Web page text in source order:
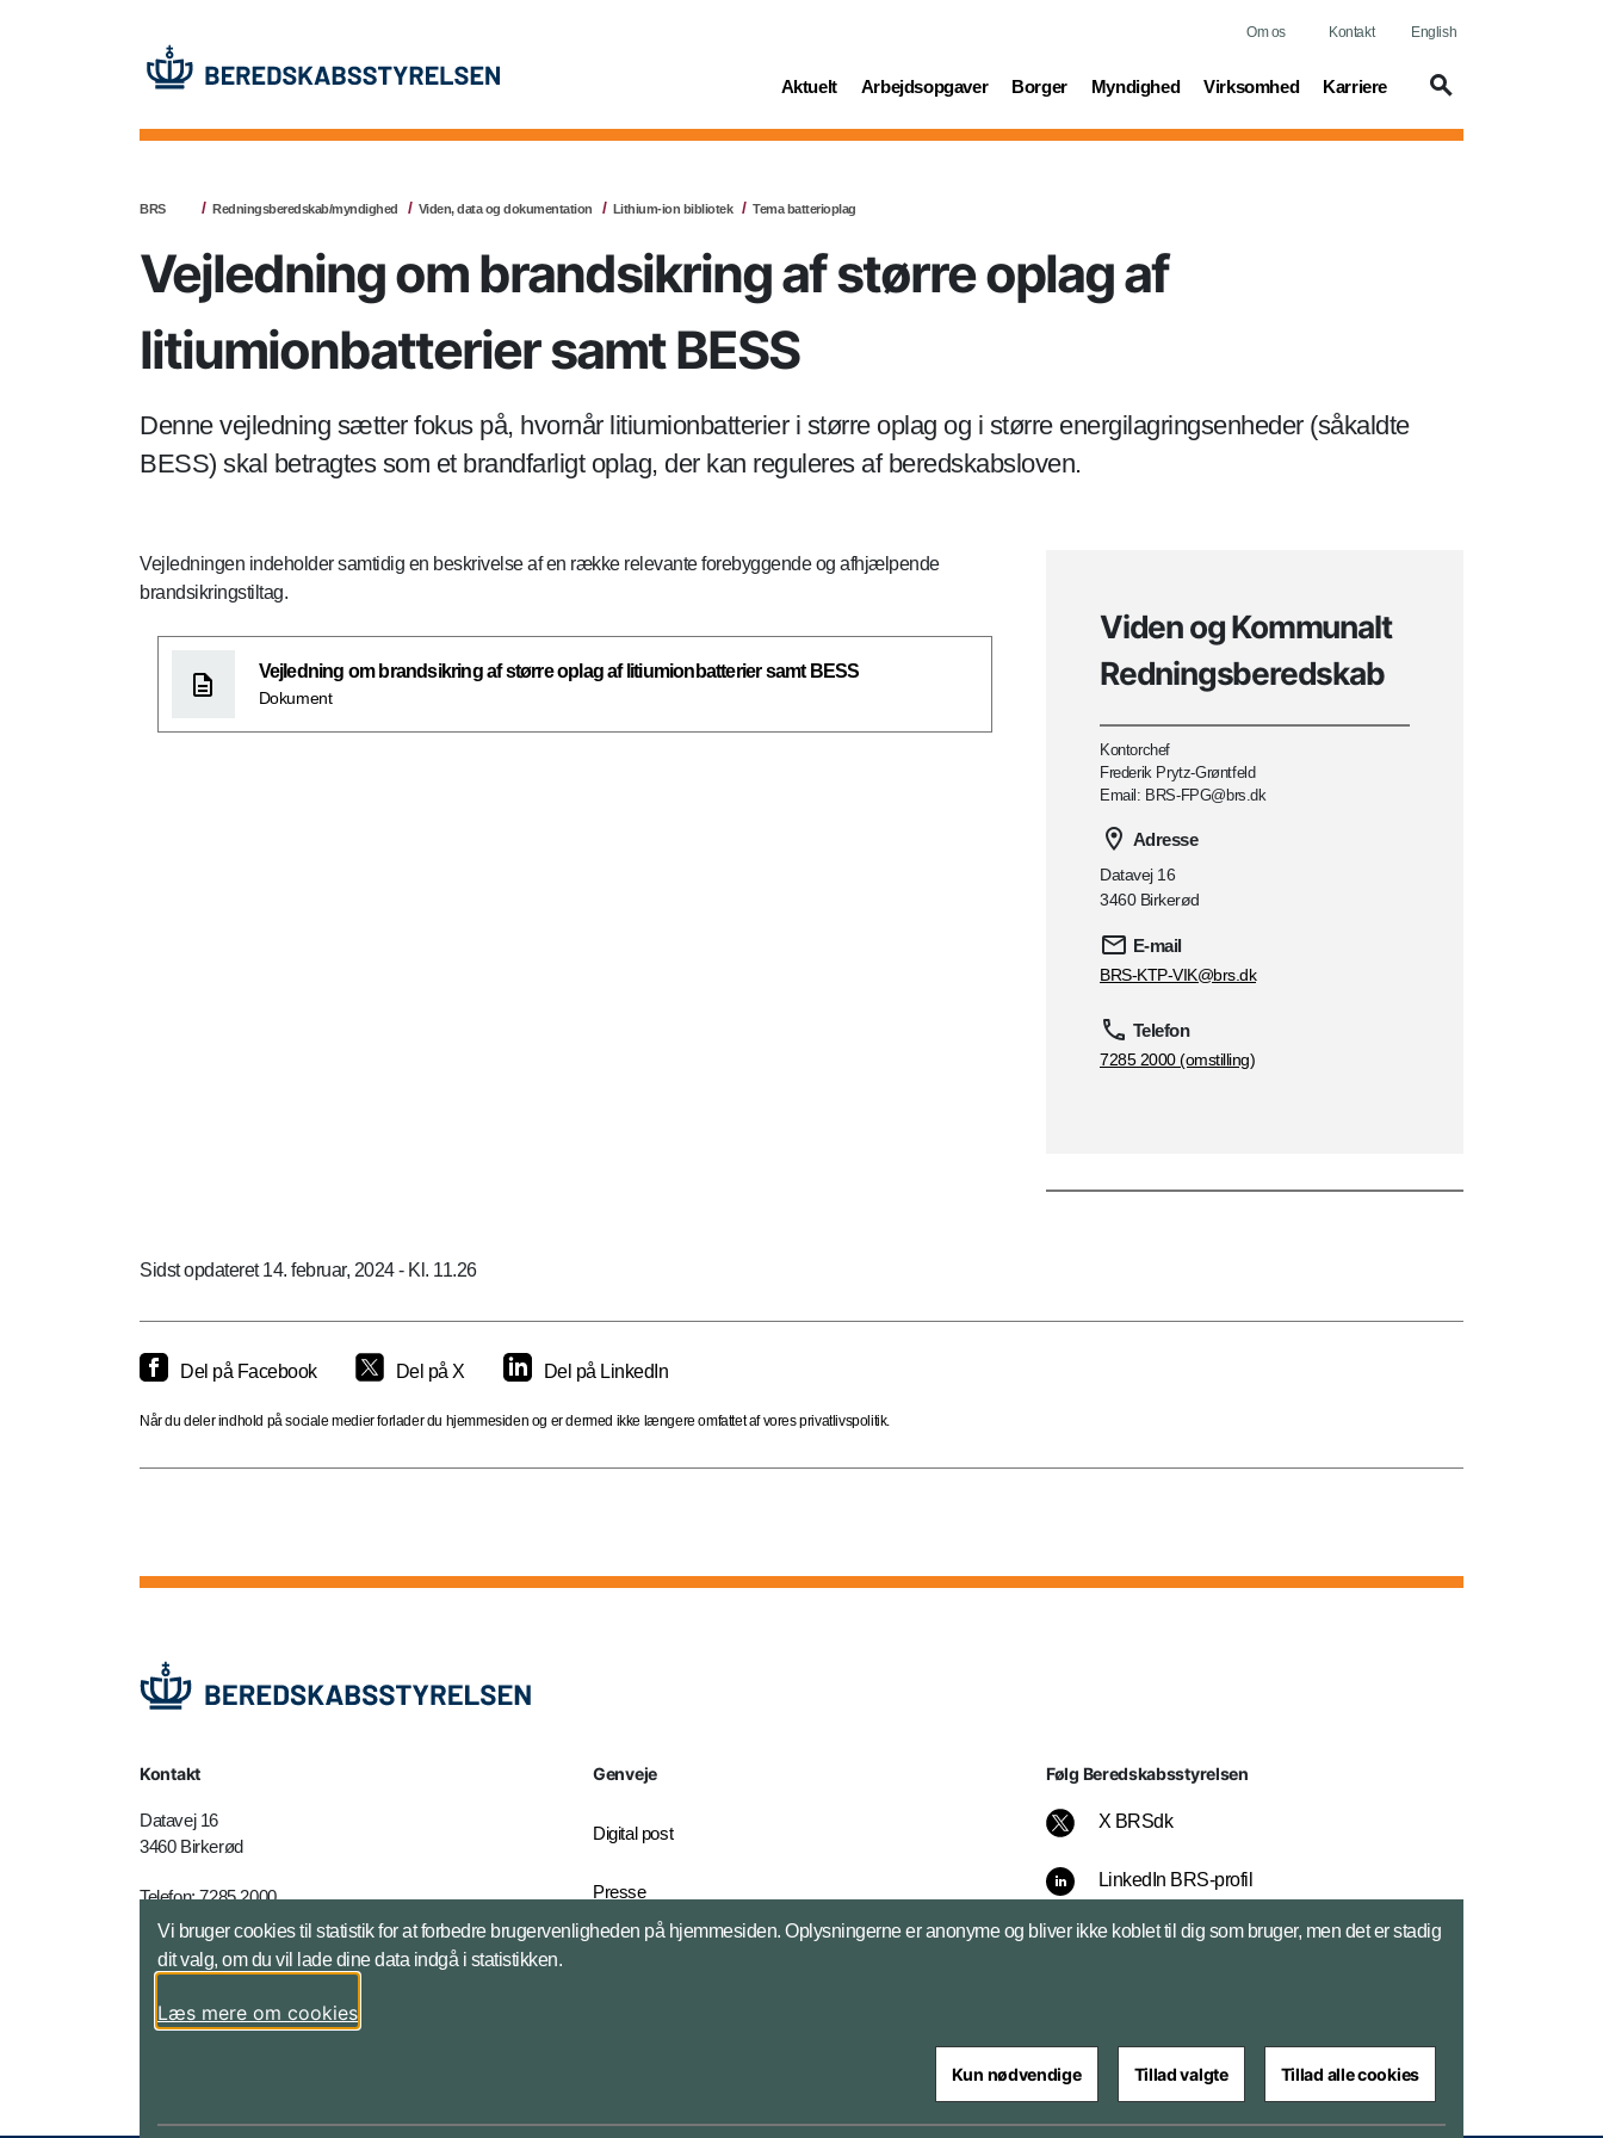
Om os Kontakt English
Aktuelt
(current) Arbejdsopgaver
(current) Borger
(current) Myndighed
(current) Virksomhed
(current) Karriere
(current)
BRS Redningsberedskab/myndighed Viden, data og dokumentation Lithium-ion bibliotek Tema batterioplag
Vejledning om brandsikring af større oplag af
litiumionbatterier samt BESS
Denne vejledning sætter fokus på, hvornår litiumionbatterier i større oplag og i større energilagringsenheder (såkaldte
BESS) skal betragtes som et brandfarligt oplag, der kan reguleres af beredskabsloven.
Vejledningen indeholder samtidig en beskrivelse af en række relevante forebyggende og afhjælpende
brandsikringstiltag.
Vejledning om brandsikring af større oplag af litiumionbatterier samt BESS
Dokument
Viden og Kommunalt
Redningsberedskab
Kontorchef
Frederik Prytz-Grøntfeld
Email: BRS-FPG@brs.dk
Adresse
Datavej 16
3460 Birkerød
E-mail
BRS-KTP-VIK@brs.dk
Telefon
7285 2000 (omstilling)
Sidst opdateret 14. februar, 2024 - Kl. 11.26
Del på Facebook Del på X Del på LinkedIn
Når du deler indhold på sociale medier forlader du hjemmesiden og er dermed ikke længere omfattet af vores privatlivspolitik.
Kontakt
Datavej 16
3460 Birkerød
Telefon: 7285 2000
E-mail:brs@brs.dk
Genveje
Digital post
Presse
Følg Beredskabsstyrelsen
X BRSdk
LinkedIn BRS-profil
YouTube
Vi bruger cookies til statistik for at forbedre brugervenligheden på hjemmesiden. Oplysningerne er anonyme og bliver ikke koblet til dig som bruger, men det er stadig
dit valg, om du vil lade dine data indgå i statistikken.
Læs mere om cookies
Kun nødvendige Tillad valgte Tillad alle cookies